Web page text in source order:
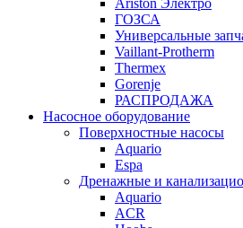
Ariston Электро
ГОЗСА
Универсальные
Vaillant-Protherm
Thermex
Gorenje
РАСПРОДАЖА
Насосное оборудование
Поверхностные насосы
Aquario
Espa
Дренажные и
Aquario
ACR